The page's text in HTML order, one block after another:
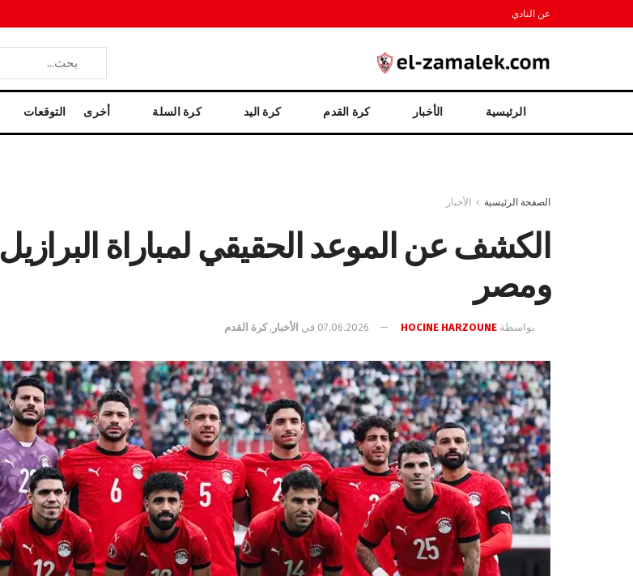
عن النادي
الرئيسية الأخبار كرة القدم كرة اليد كرة السلة أخرى التوقعات
الصفحة الرئيسية الأخبار
الكشف عن الموعد الحقيقي لمباراة البرازيل
ومصر
بواسطة HOCINE HARZOUNE
07.06.2026 في الأخبار ,كرة القدم